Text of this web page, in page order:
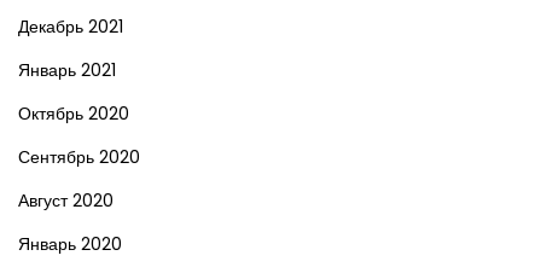
Декабрь 2021
Январь 2021
Октябрь 2020
Сентябрь 2020
Август 2020
Январь 2020